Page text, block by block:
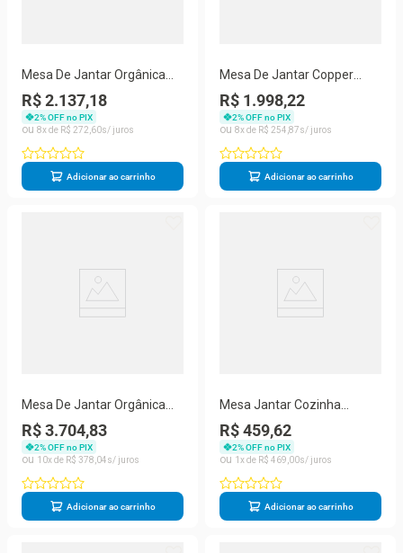
Mesa De Jantar Orgânica
120X125Cm
TampoBaseMarrom
R$ 2.137,18
2% OFF no PIX
8
R$ 272 60
Adicionar ao carrinho
Mesa De Jantar Copper
120cm Tampo Mdf Vidro 4
Cad Copper Turim 07 /off /
/serig Off
R$ 1.998,22
2% OFF no PIX
8
R$ 254 87
Adicionar ao carrinho
Mesa De Jantar Orgânica
160x165 Cm Tampo Laca
Branca Marrom
R$ 3.704,83
2% OFF no PIX
10
R$ 378 04
Adicionar ao carrinho
Mesa Jantar Cozinha
Eames Eiffel Com Tampo
Laminado 80Cm
R$ 459,62
2% OFF no PIX
1
R$ 469 00
Adicionar ao carrinho